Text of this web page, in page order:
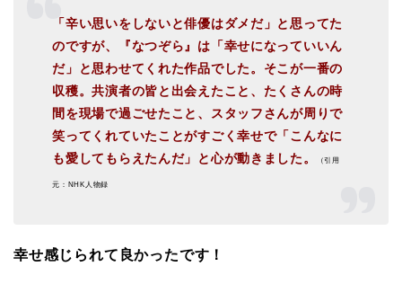
「辛い思いをしないと俳優はダメだ」と思ってた
のですが、『なつぞら』は「幸せになっていいん
だ」と思わせてくれた作品でした。そこが一番の
収穫。共演者の皆と出会えたこと、たくさんの時
間を現場で過ごせたこと、スタッフさんが周りで
笑ってくれていたことがすごく幸せで「こんなに
も愛してもらえたんだ」と心が動きました。
（引用
元：NHK人物録
幸せ感じられて良かったです！